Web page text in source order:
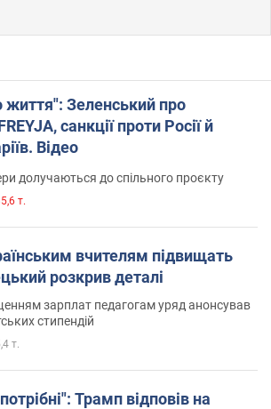
життя": Зеленський про
санкції проти Росії й
Відео
долучаються до спільного проєкту
т.
вчителям підвищать
розкрив деталі
зарплат педагогам уряд анонсував
стипендій
т.
Трамп відповів на